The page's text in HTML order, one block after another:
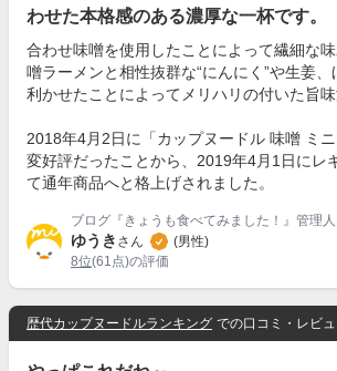
わせた本格感のある濃厚な一杯です。
合わせ味噌を使用したことによって繊細な
噌ラーメンと相性抜群な“にんにく”や生姜
利かせたことによってメリハリの付いた旨味
2018年4月2日に「カップヌードル 味噌 ミ
変好評だったことから、2019年4月1日にレ
て通年商品へと格上げされました。
ブログ『きょうも食べてみました！』管理人
ゆうき さん
(男性)
8位(61点)の評価
歴代カップヌードルランキング での口コミ・レビ